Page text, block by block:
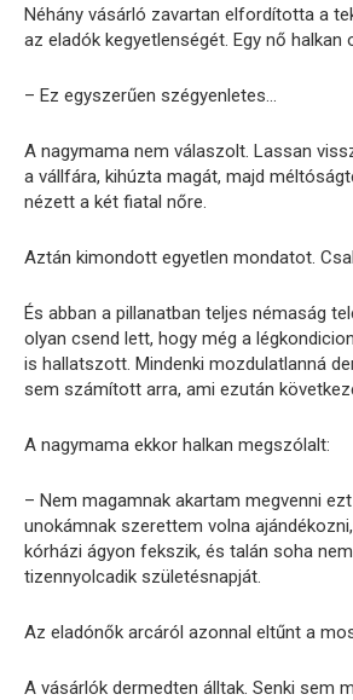
Néhány vásárló zavartan elfordította a
az eladók kegyetlenségét. Egy nő halkan
– Ez egyszerűen szégyenletes…
A nagymama nem válaszolt. Lassan
a vállfára, kihúzta magát, majd
nézett a két fiatal nőre.
Aztán kimondott egyetlen mondatot.
És abban a pillanatban teljes némaság
olyan csend lett, hogy még a
is hallatszott. Mindenki mozdulatlanná
sem számított arra, ami ezután
A nagymama ekkor halkan megszólalt:
– Nem magamnak akartam megvenni
unokámnak szerettem volna
kórházi ágyon fekszik, és talán soha
tizennyolcadik születésnapját.
Az eladónők arcáról azonnal eltűnt a
A vásárlók dermedten álltak. Senki sem